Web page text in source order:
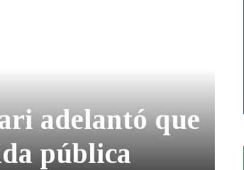
adelantó que
pública